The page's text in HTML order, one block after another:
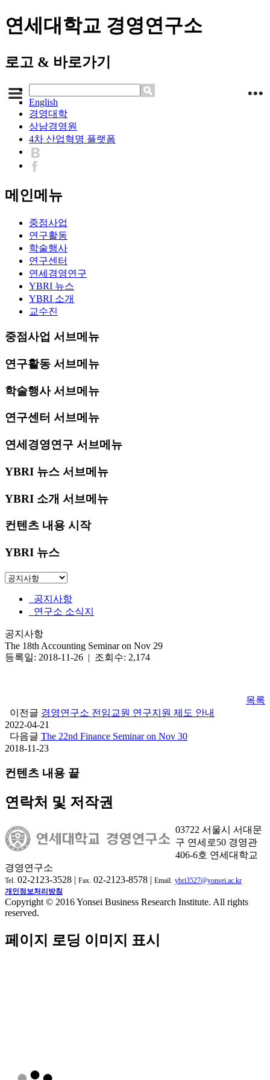
연세대학교 경영연구소
로고 & 바로가기
English
경영대학
상남경영원
4차 산업혁명 플랫폼
메인메뉴
중점사업
연구활동
학술행사
연구센터
연세경영연구
YBRI 뉴스
YBRI 소개
교수진
중점사업 서브메뉴
연구활동 서브메뉴
학술행사 서브메뉴
연구센터 서브메뉴
연세경영연구 서브메뉴
YBRI 뉴스 서브메뉴
YBRI 소개 서브메뉴
컨텐츠 내용 시작
YBRI 뉴스
공지사항
연구소 소식지
공지사항
The 18th Accounting Seminar on Nov 29
등록일: 2018-11-26 | 조회수: 2,174
목록
이전글 경영연구소 전임교원 연구지원 제도 안내
2022-04-21
다음글 The 22nd Finance Seminar on Nov 30
2018-11-23
컨텐츠 내용 끝
연락처 및 저작권
03722 서울시 서대문
구 연세로50 경영관
406-6호 연세대학교
경영연구소
Tel. 02-2123-3528 | Fax. 02-2123-8578 | Email. ybri3527@yonsei.ac.kr
개인정보처리방침
Copyright © 2016 Yonsei Business Research Institute. All rights
reserved.
페이지 로딩 이미지 표시